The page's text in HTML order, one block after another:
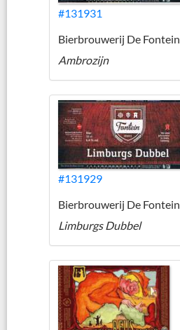
#131931
Bierbrouwerij De Fontein
Ambrozijn
#131929
Bierbrouwerij De Fontein
Limburgs Dubbel